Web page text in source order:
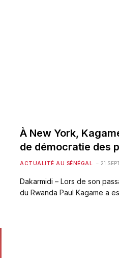
À New York,
de démocratie des
ACTUALITÉ AU SÉNÉGAL 21
Dakarmidi – Lors de son
du Rwanda Paul Kagame a